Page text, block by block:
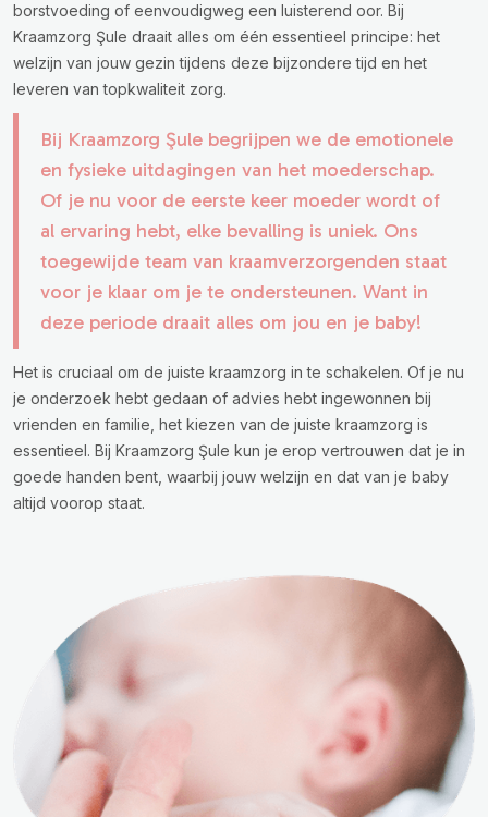
borstvoeding of eenvoudigweg een luisterend oor. Bij
Kraamzorg Şule draait alles om één essentieel principe: het
welzijn van jouw gezin tijdens deze bijzondere tijd en het
leveren van topkwaliteit zorg.
Bij Kraamzorg Şule begrijpen we de emotionele
en fysieke uitdagingen van het moederschap.
Of je nu voor de eerste keer moeder wordt of
al ervaring hebt, elke bevalling is uniek. Ons
toegewijde team van kraamverzorgenden staat
voor je klaar om je te ondersteunen. Want in
deze periode draait alles om jou en je baby!
Het is cruciaal om de juiste kraamzorg in te schakelen. Of je nu
je onderzoek hebt gedaan of advies hebt ingewonnen bij
vrienden en familie, het kiezen van de juiste kraamzorg is
essentieel. Bij Kraamzorg Şule kun je erop vertrouwen dat je in
goede handen bent, waarbij jouw welzijn en dat van je baby
altijd voorop staat.